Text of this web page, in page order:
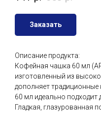
Заказать
Описание продукта:
Кофейная чашка 60 мл
изготовленный из
дополняет
60 мл идеально
Гладкая, глазурованная